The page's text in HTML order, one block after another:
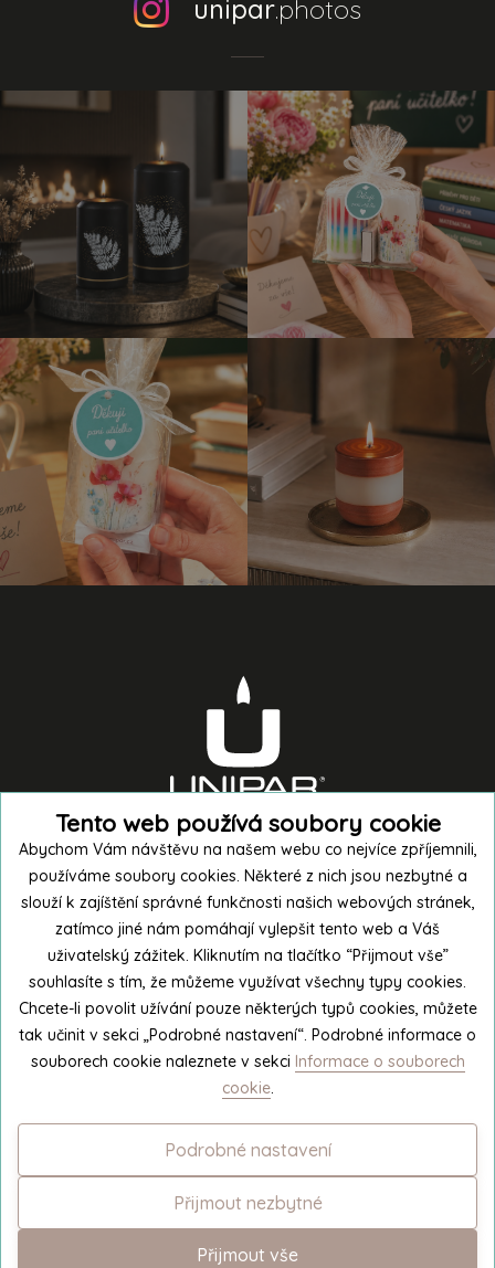
unipar.photos
Nakoupit v e-shopu
Exkurze do výroby
© 2026UNIPAR
Změnit nastavení cookies
Tento web používá soubory cookie
Abychom Vám návštěvu na našem webu co nejvíce zpříjemnili,
používáme soubory cookies. Některé z nich jsou nezbytné a
slouží k zajíštění správné funkčnosti našich webových stránek,
zatímco jiné nám pomáhají vylepšit tento web a Váš
uživatelský zážitek. Kliknutím na tlačítko “Přijmout vše”
souhlasíte s tím, že můžeme využívat všechny typy cookies.
Chcete-li povolit užívání pouze některých typů cookies, můžete
tak učinit v sekci „Podrobné nastavení“. Podrobné informace o
souborech cookie naleznete v sekci Informace o souborech
cookie.
Podrobné nastavení
Přijmout nezbytné
Přijmout vše